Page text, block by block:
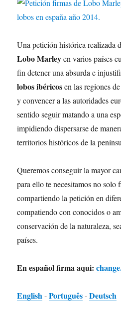
Una petición histórica realizada
Lobo Marleyen varios países
fin detener una absurda e
lobos ibéricosen las regiones
y convencer a las autoridades
sentido seguir matando a una
impidiendo dispersarse de
territorios históricos de la
Queremos conseguir la mayor
para ello te necesitamos no solo
compartiendo la petición en
compatiendo con conocidos o
conservación de la naturaleza,
países.
En español firma aqui:
English-Português-Deutsch